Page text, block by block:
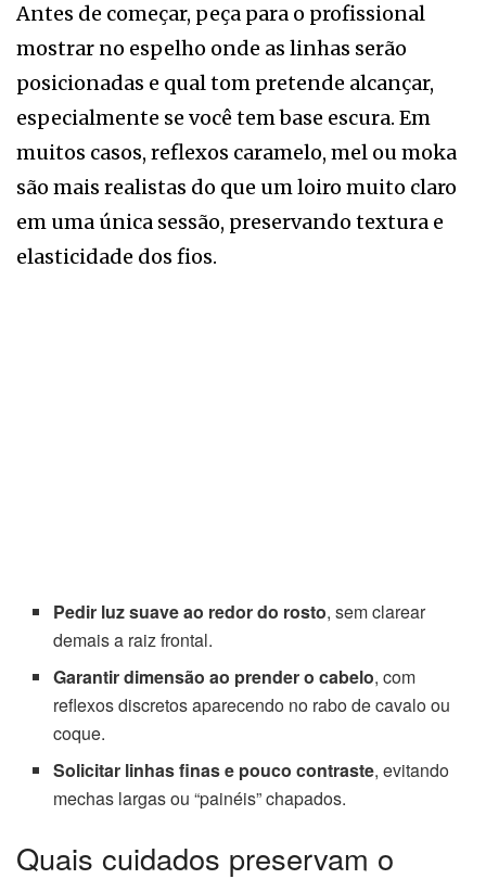
Antes de começar, peça para o profissional
mostrar no espelho onde as linhas serão
posicionadas e qual tom pretende alcançar,
especialmente se você tem base escura. Em
muitos casos, reflexos caramelo, mel ou moka
são mais realistas do que um loiro muito claro
em uma única sessão, preservando textura e
elasticidade dos fios.
Pedir luz suave ao redor do rosto, sem clarear
demais a raiz frontal.
Garantir dimensão ao prender o cabelo, com
reflexos discretos aparecendo no rabo de cavalo ou
coque.
Solicitar linhas finas e pouco contraste, evitando
mechas largas ou “painéis” chapados.
Quais cuidados preservam o